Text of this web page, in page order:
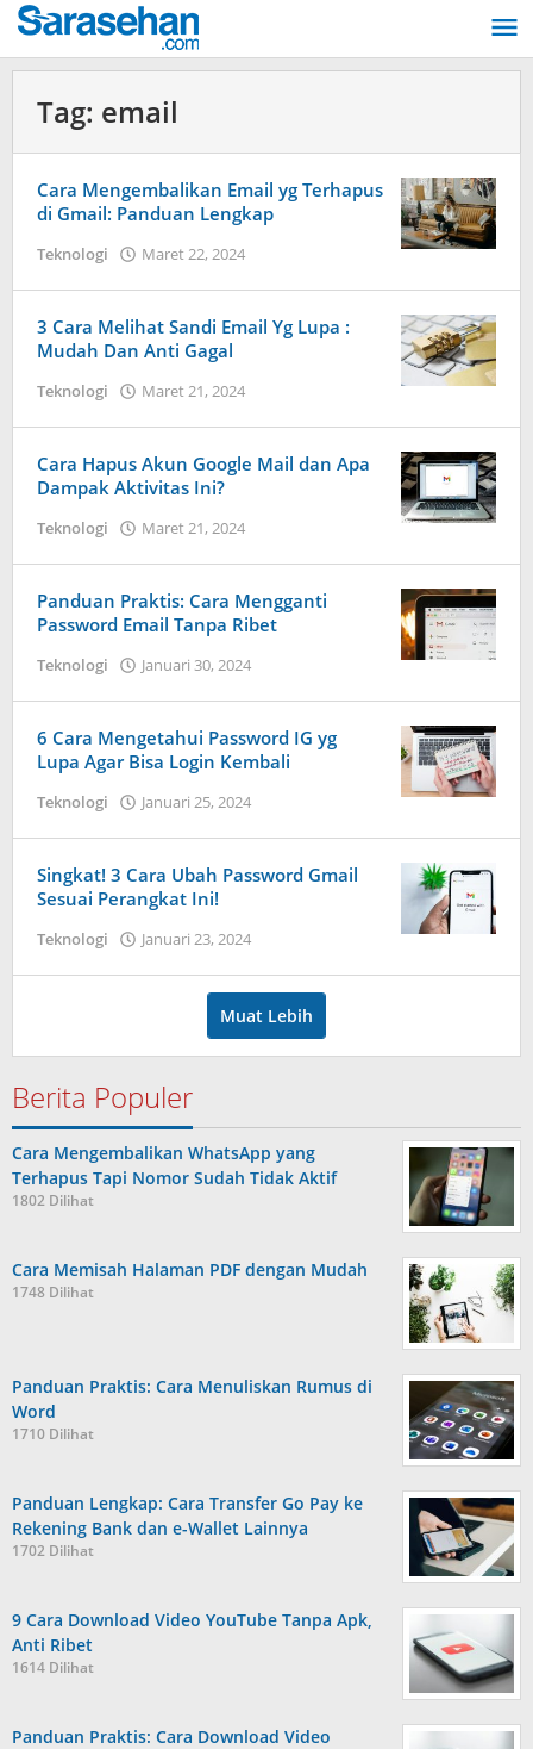
Lewati
ke
konten
Tag: email
Cara Mengembalikan Email yg Terhapus
di Gmail: Panduan Lengkap
Teknologi Maret 22, 2024
Pradana
Putra
3 Cara Melihat Sandi Email Yg Lupa :
Mudah Dan Anti Gagal
Teknologi Maret 21, 2024
Pradana
Cara Hapus Akun Google Mail dan Apa
Dampak Aktivitas Ini?
Teknologi Maret 21, 2024
Pradana
Putra
Panduan Praktis: Cara Mengganti
Password Email Tanpa Ribet
Teknologi Januari 30, 2024
Pradana
Putra
6 Cara Mengetahui Password IG yg
Lupa Agar Bisa Login Kembali
Teknologi Januari 25, 2024
Pradana
Singkat! 3 Cara Ubah Password Gmail
Sesuai Perangkat Ini!
Teknologi Januari 23, 2024
Pradana
Putra
Muat Lebih
Berita Populer
Cara Mengembalikan WhatsApp yang
Terhapus Tapi Nomor Sudah Tidak Aktif
1802 Dilihat
Cara Memisah Halaman PDF dengan Mudah
1748 Dilihat
Panduan Praktis: Cara Menuliskan Rumus di
Word
1710 Dilihat
Panduan Lengkap: Cara Transfer Go Pay ke
Rekening Bank dan e-Wallet Lainnya
1702 Dilihat
9 Cara Download Video YouTube Tanpa Apk,
Anti Ribet
1614 Dilihat
Panduan Praktis: Cara Download Video